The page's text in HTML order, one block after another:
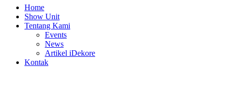
Home
Show Unit
Tentang Kami
Events
News
Artikel iDekore
Kontak